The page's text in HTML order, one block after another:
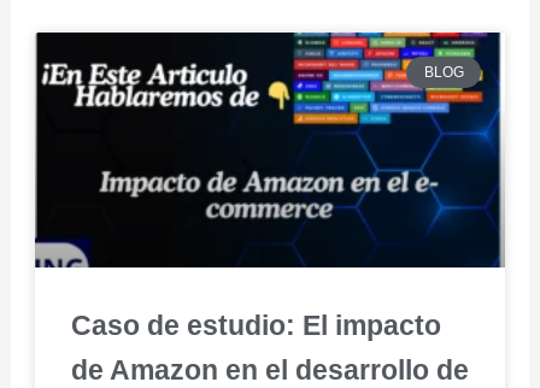
BLOG
Caso de estudio: El impacto
de Amazon en el desarrollo de